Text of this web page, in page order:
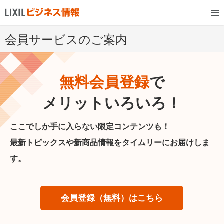
会員サービスのご案内
無料会員登録で
メリットいろいろ！
ここでしか手に入らない限定コンテンツも！
最新トピックスや新商品情報をタイムリーにお届けしま
す。
会員登録（無料）はこちら